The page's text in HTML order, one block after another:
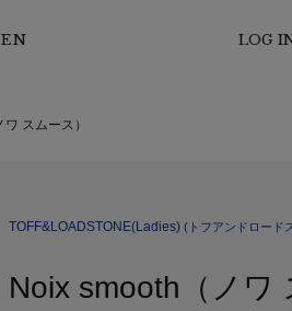
LOG
スムース）
TOFF&LOADSTONE(Ladies) (トフアンドロード
Noix smooth（ノワ